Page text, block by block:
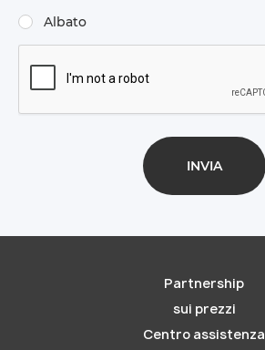
Albato
Partnership
sui prezzi
Centro assistenza